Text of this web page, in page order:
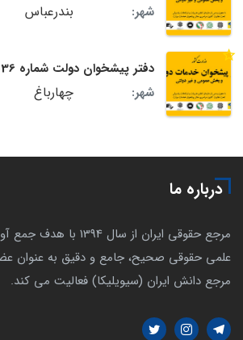
شهر:
بندرعباس
دفتر پیشخوان دولت شماره 73401036 آغچه حصار
شهر:
چهارباغ
درباره ما
مرجع حقوقی ایران از سال
علمی حقوقی صحیح، جامع و دقیق به عنوان
مرجع دانش ایران (سیویلیکا) فعالیت می کند.